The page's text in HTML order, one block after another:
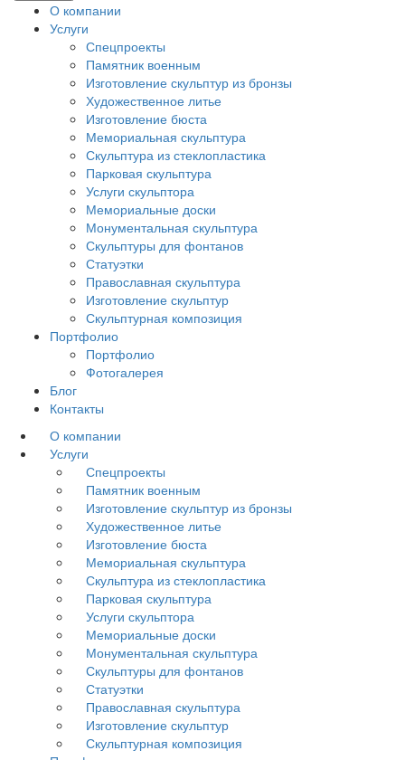
О компании
Услуги
Спецпроекты
Памятник военным
Изготовление скульптур из бронзы
Художественное литье
Изготовление бюста
Мемориальная скульптура
Скульптура из стеклопластика
Парковая скульптура
Услуги скульптора
Мемориальные доски
Монументальная скульптура
Скульптуры для фонтанов
Статуэтки
Православная скульптура
Изготовление скульптур
Скульптурная композиция
Портфолио
Портфолио
Фотогалерея
Блог
Контакты
О компании
Услуги
Спецпроекты
Памятник военным
Изготовление скульптур из бронзы
Художественное литье
Изготовление бюста
Мемориальная скульптура
Скульптура из стеклопластика
Парковая скульптура
Услуги скульптора
Мемориальные доски
Монументальная скульптура
Скульптуры для фонтанов
Статуэтки
Православная скульптура
Изготовление скульптур
Скульптурная композиция